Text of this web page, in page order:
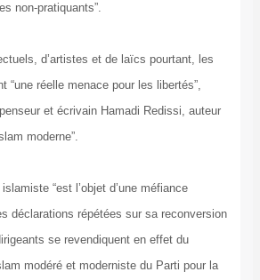
non-pratiquants”.
d’artistes et de laïcs pourtant, les
“une réelle menace pour les libertés”,
et écrivain Hamadi Redissi, auteur
moderne”.
“est l’objet d’une méfiance
déclarations répétées sur sa reconversion
se revendiquent en effet du
modéré et moderniste du Parti pour la